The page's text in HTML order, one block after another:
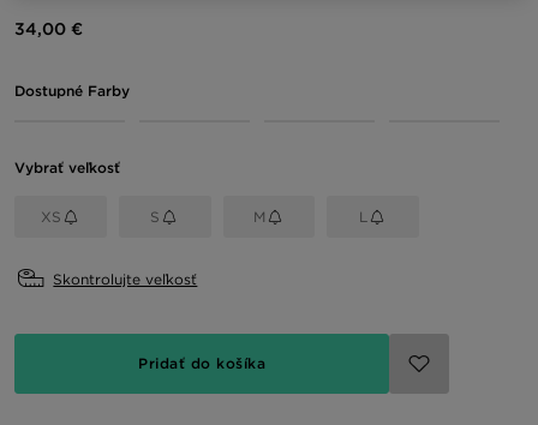
34,00 €
Dostupné Farby
Vybrať veľkosť
XS S M L
Skontrolujte veľkosť
Pridať do košíka